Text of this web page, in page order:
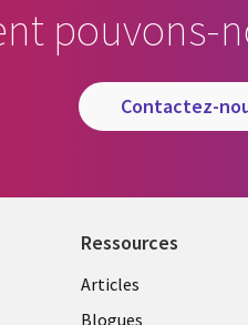
pouvons-
contactez-
Ressources
Articles
Blogues